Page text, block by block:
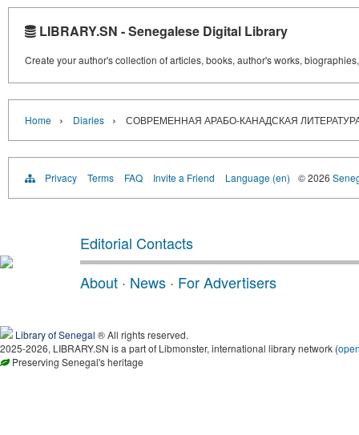
LIBRARY.SN - Senegalese Digital Library
Create your author's collection of articles, books, author's works,
Home › Diaries › СОВРЕМЕННАЯ АРАБО-КАНАДСКАЯ
Privacy Terms FAQ Invite a Friend Language (en) © 2026
Editorial Contacts
About · News · For Advertisers
Library of Senegal ® All rights reserved.
2025-2026, LIBRARY.SN is a part of Libmonster, international library network (
Preserving Senegal's heritage